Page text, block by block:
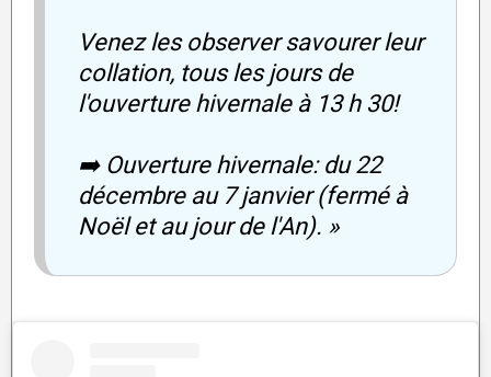
Venez les observer savourer leur
collation, tous les jours de
l'ouverture hivernale à 13 h 30!
➡️ Ouverture hivernale: du 22
décembre au 7 janvier (fermé à
Noël et au jour de l'An). »